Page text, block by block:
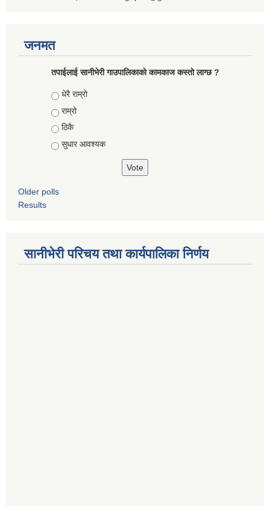
जनमत
तपाईलाई सानीभेरी गाउपालिकाकाे कामकाज कस्ताे लाग्छ ?
Choices
धेरै राम्राे
राम्रो
ठिकै
सुधार आवश्यक
Older polls
Results
सानीभेरी परिचय तथा कार्यपालिका निर्णय